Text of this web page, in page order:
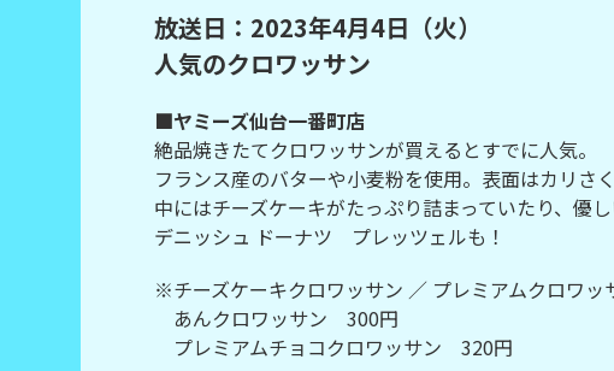
放送日：2023年4月4日（火）
人気のクロワッサン
■ヤミーズ仙台一番町店
絶品焼きたてクロワッサンが買えるとすでに人気。
フランス産のバターや小麦粉を使用。表面はカリさ
中にはチーズケーキがたっぷり詰まっていたり、優
デニッシュ ドーナツ プレッツェルも！
※チーズケーキクロワッサン ／ プレミアムクロワ
あんクロワッサン 300円
プレミアムチョコクロワッサン 320円